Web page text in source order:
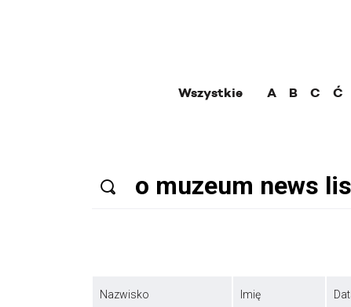
Wszystkie A B C Ć
Nazwisko Imię